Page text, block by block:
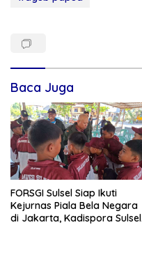
Baca Juga
FORSGI Sulsel Siap Ikuti
Kejurnas Piala Bela Negara
di Jakarta, Kadispora Sulsel